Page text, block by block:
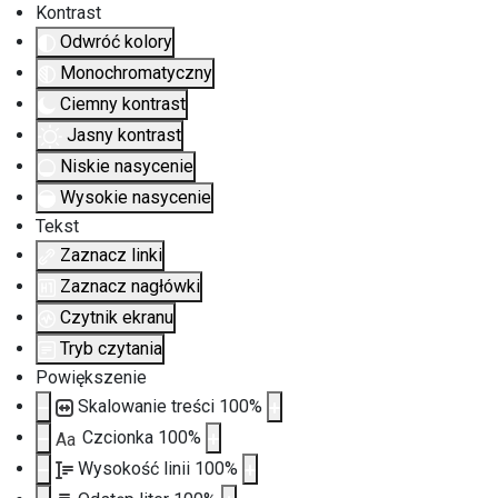
Kontrast
Odwróć kolory
Monochromatyczny
Ciemny kontrast
Jasny kontrast
Niskie nasycenie
Wysokie nasycenie
Tekst
Zaznacz linki
Zaznacz nagłówki
Czytnik ekranu
Tryb czytania
Powiększenie
Skalowanie treści 100%
Aa Czcionka 100%
Wysokość linii 100%